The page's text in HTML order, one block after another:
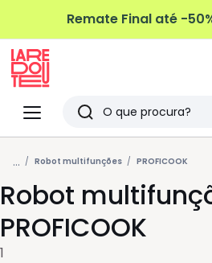
Remate Final até -
Menu
Redoute
Pesquisar
Últimos
artigos
vistos
... Robot multifunções PROFICOOK
Robot
PROFICOOK
1